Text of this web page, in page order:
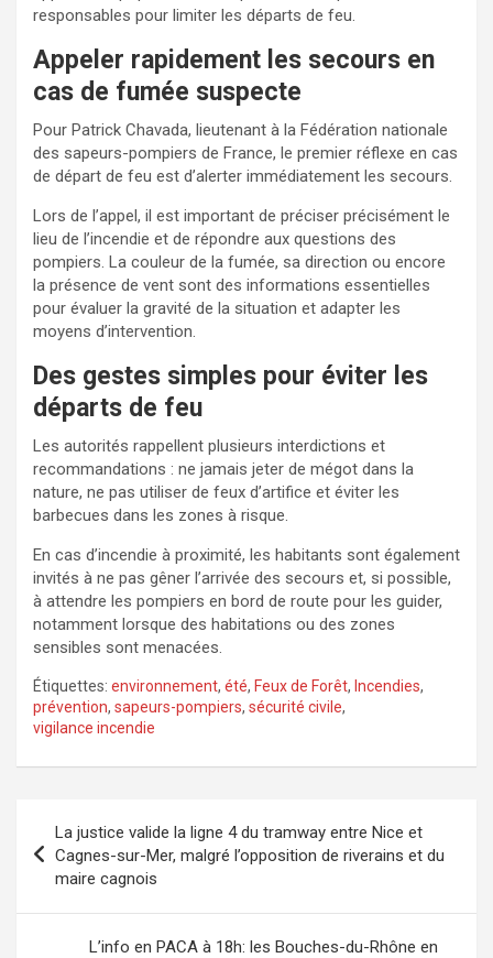
responsables pour limiter les départs de feu.
Appeler rapidement les secours en
cas de fumée suspecte
Pour Patrick Chavada, lieutenant à la Fédération nationale
des sapeurs-pompiers de France, le premier réflexe en cas
de départ de feu est d’alerter immédiatement les secours.
Lors de l’appel, il est important de préciser précisément le
lieu de l’incendie et de répondre aux questions des
pompiers. La couleur de la fumée, sa direction ou encore
la présence de vent sont des informations essentielles
pour évaluer la gravité de la situation et adapter les
moyens d’intervention.
Des gestes simples pour éviter les
départs de feu
Les autorités rappellent plusieurs interdictions et
recommandations : ne jamais jeter de mégot dans la
nature, ne pas utiliser de feux d’artifice et éviter les
barbecues dans les zones à risque.
En cas d’incendie à proximité, les habitants sont également
invités à ne pas gêner l’arrivée des secours et, si possible,
à attendre les pompiers en bord de route pour les guider,
notamment lorsque des habitations ou des zones
sensibles sont menacées.
Étiquettes: environnement, été, Feux de Forêt, Incendies,
prévention, sapeurs-pompiers, sécurité civile,
vigilance incendie
de
l’article
La justice valide la ligne 4 du tramway entre Nice et
Cagnes-sur-Mer, malgré l’opposition de riverains et du
maire cagnois
L’info en PACA à 18h: les Bouches-du-Rhône en